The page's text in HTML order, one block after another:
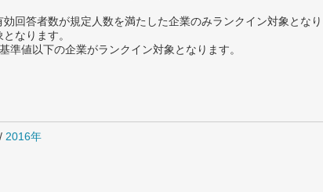
回答者数が規定人数を満たした企業のみランクイン対象とな
なります。
値以下の企業がランクイン対象となります。
/ 2016年